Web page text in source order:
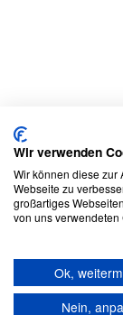
Wir verwenden
Wir können diese zur
Webseite zu
großartiges
von uns
Ok,
Nein,